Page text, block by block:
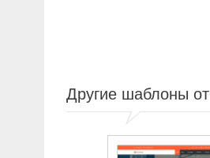
Другие шаблоны от